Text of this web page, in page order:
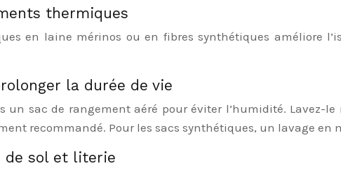
thermiques
en laine mérinos ou en fibres synthétiques améliore
la durée de vie
un sac de rangement aéré pour éviter l’humidité. Lavez-
recommandé. Pour les sacs synthétiques, un lavage en
de sol et literie